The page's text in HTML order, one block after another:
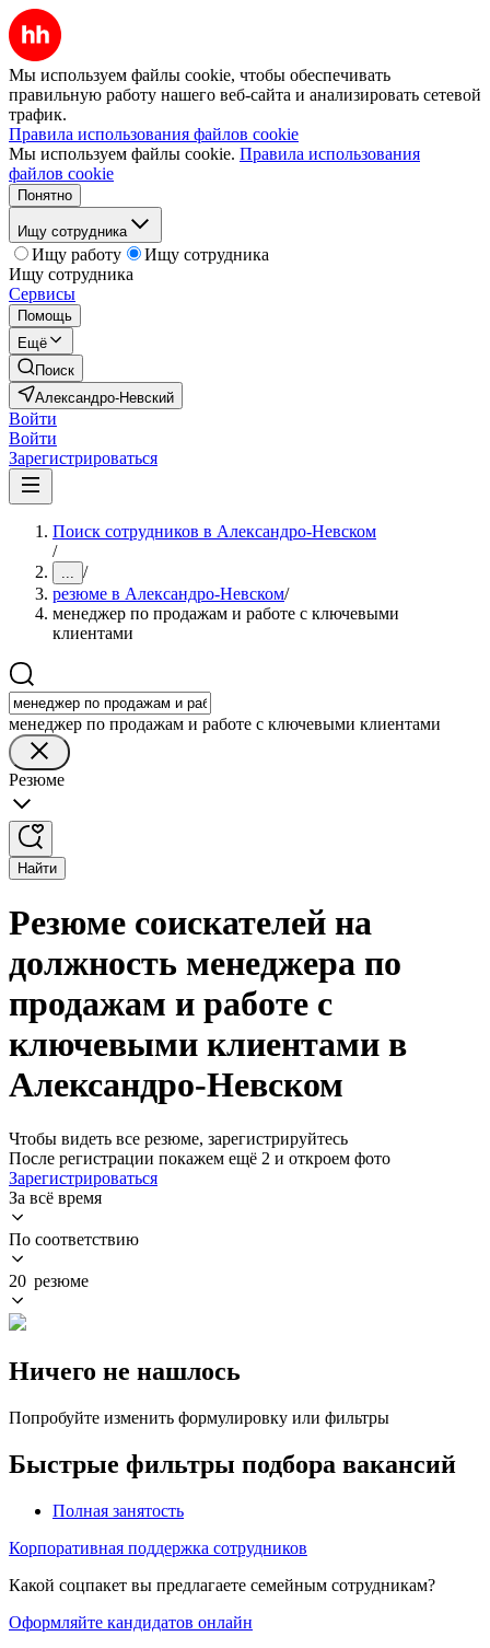
Мы используем файлы cookie, чтобы обеспечивать
правильную работу нашего веб-сайта и анализировать сетевой
трафик.
Правила использования файлов cookie
Мы используем файлы cookie. Правила использования
файлов cookie
Понятно
Ищу сотрудника
Ищу работу
Ищу сотрудника
Ищу сотрудника
Сервисы
Помощь
Ещё
Поиск
Александро-Невский
Войти
Войти
Зарегистрироваться
Поиск сотрудников в Александро-Невском
/
... /
резюме в Александро-Невском/
менеджер по продажам и работе с ключевыми
клиентами
менеджер по продажам и работе с ключевыми клиентами
Резюме
Найти
Резюме соискателей на
должность менеджера по
продажам и работе с
ключевыми клиентами в
Александро-Невском
Чтобы видеть все резюме, зарегистрируйтесь
После регистрации покажем ещё 2 и откроем фото
Зарегистрироваться
За всё время
По соответствию
20 резюме
Ничего не нашлось
Попробуйте изменить формулировку или фильтры
Быстрые фильтры подбора вакансий
Полная занятость
Корпоративная поддержка сотрудников
Какой соцпакет вы предлагаете семейным сотрудникам?
Оформляйте кандидатов онлайн